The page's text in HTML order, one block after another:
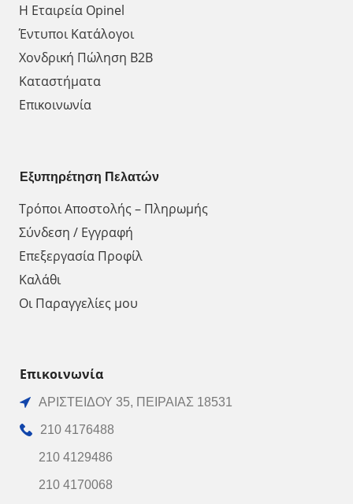
Η Εταιρεία Opinel
Έντυποι Κατάλογοι
Χονδρική Πώληση Β2Β
Καταστήματα
Επικοινωνία
Εξυπηρέτηση Πελατών
Τρόποι Αποστολής – Πληρωμής
Σύνδεση / Εγγραφή
Επεξεργασία Προφίλ
Καλάθι
Οι Παραγγελίες μου
Επικοινωνία
ΑΡΙΣΤΕΙΔΟΥ 35, ΠΕΙΡΑΙΑΣ 18531
210 4176488
210 4129486
210 4170068